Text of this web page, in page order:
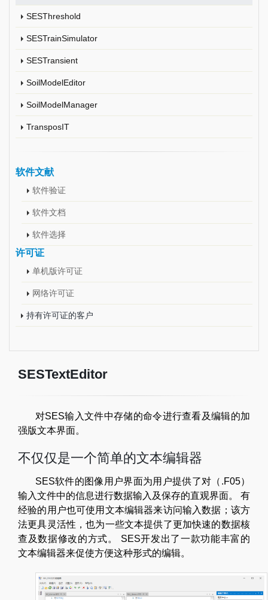
SESThreshold
SESTrainSimulator
SESTransient
SoilModelEditor
SoilModelManager
TransposIT
软件文献
软件验证
软件文档
软件选择
许可证
单机版许可证
网络许可证
持有许可证的客户
SESTextEditor
对SES输入文件中存储的命令进行查看及编辑的加
强版文本界面。
不仅仅是一个简单的文本编辑器
SES软件的图像用户界面为用户提供了对（.F05）
输入文件中的信息进行数据输入及保存的直观界面。 有
经验的用户也可使用文本编辑器来访问输入数据；该方
法更具灵活性，也为一些文本提供了更加快速的数据核
查及数据修改的方式。 SES开发出了一款功能丰富的
文本编辑器来促使方便这种形式的编辑。